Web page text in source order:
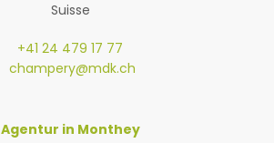
Suisse
+41 24 479 17 77
champery@mdk.ch
Agentur in Monthey